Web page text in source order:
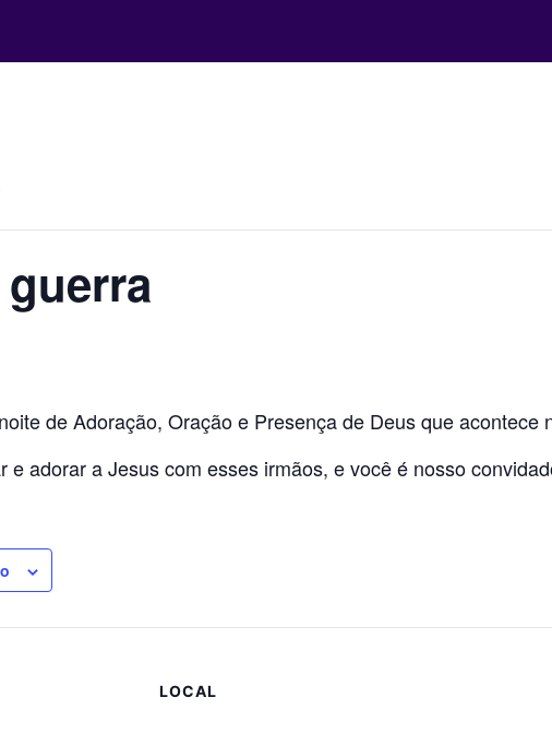
de Adoração, Oração e Presença de Deus que acontece
e adorar a Jesus com esses irmãos, e você é nosso
LOCAL